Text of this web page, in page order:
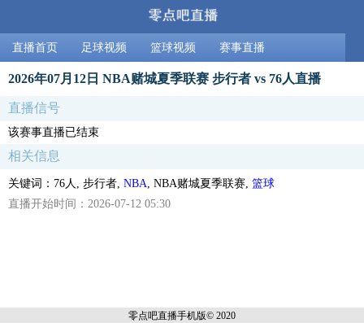
直播首页 足球视频 篮球视频 赛事直播
2026年07月12日 NBA赌城夏季联赛 步行者 vs 76人直播
直播信号
该赛事直播已结束
相关信息
关键词：76人, 步行者, NBA , NBA赌城夏季联赛, 篮球
直播开始时间：2026-07-12 05:30
零点吧直播手机版© 2020